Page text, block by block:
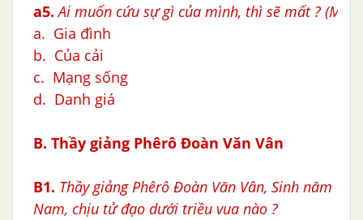
a5. Ai muốn cứu sự gì của mình, thì sẽ mất ? (Mc
a. Gia đình
b. Của cải
c. Mạng sống
d. Danh giá
B. Thầy giảng Phêrô Ðoàn Văn Vân
B1. Thầy giảng Phêrô Ðoàn Văn Vân, Sinh năm
Nam, chịu tử đạo dưới triều vua nào ?